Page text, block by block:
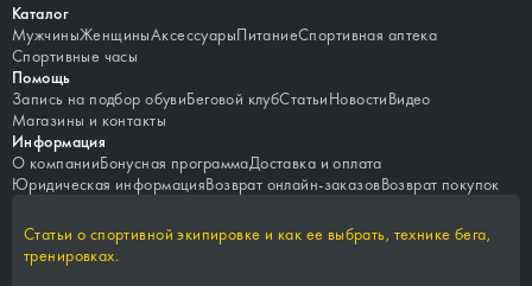
Каталог
МужчиныЖенщиныАксессуарыПитаниеСпортивная аптека
Спортивные часы
Помощь
Запись на подбор обувиБеговой клубСтатьиНовостиВидео
Магазины и контакты
Информация
О компанииБонусная программаДоставка и оплата
Юридическая информацияВозврат онлайн-заказовВозврат покупок
Статьи о спортивной экипировке и как ее выбрать, технике бега,
тренировках.